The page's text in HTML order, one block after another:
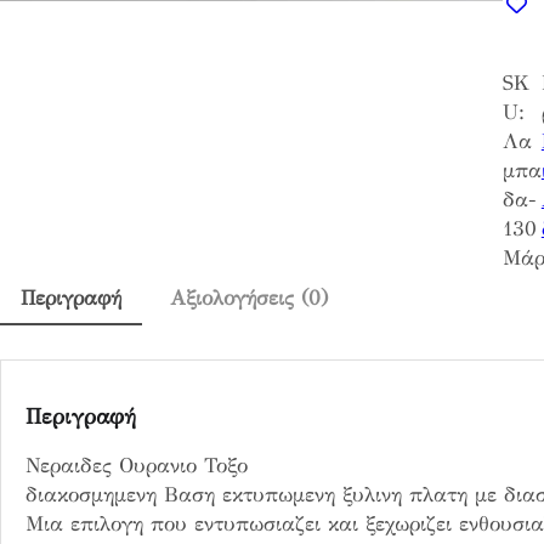
δ
ε
ς
Ο
υ
ρ
α
π
ο
SK
U:
Λα
μπα
δα-
130
Περιγραφή
Αξιολογήσεις (0)
Περιγραφή
Νεραιδες Ουρανιο Τοξο
διακοσμημενη Βαση εκτυπωμενη ξυλινη πλατη με
Μια επιλογη που εντυπωσιαζει και ξεχωριζει